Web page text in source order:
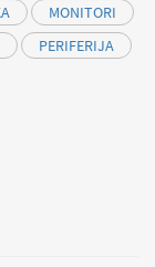
MONITORI
PERIFERIJA